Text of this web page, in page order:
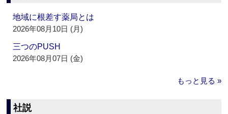
地域に根差す薬局とは
2026年08月10日 (月)
三つのPUSH
2026年08月07日 (金)
もっと見る »
社説